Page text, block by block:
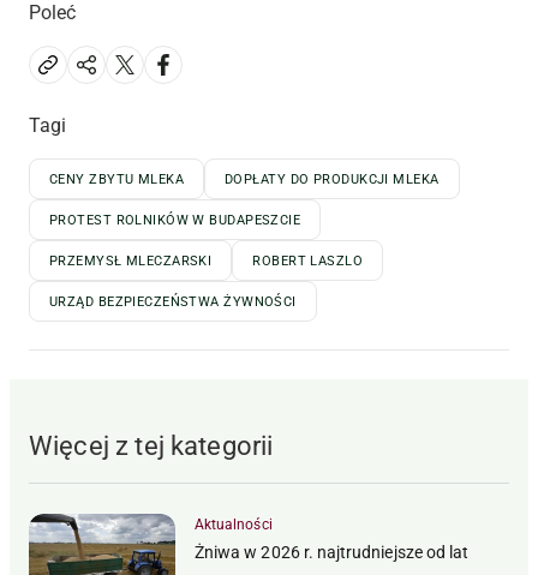
Poleć
Tagi
CENY ZBYTU MLEKA DOPŁATY DO PRODUKCJI MLEKA
PROTEST ROLNIKÓW W BUDAPESZCIE
PRZEMYSŁ MLECZARSKI ROBERT LASZLO
URZĄD BEZPIECZEŃSTWA ŻYWNOŚCI
Więcej z tej kategorii
Aktualności
Żniwa w 2026 r. najtrudniejsze od lat